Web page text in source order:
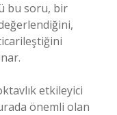
bu soru, bir
etkileyici
önemli olan